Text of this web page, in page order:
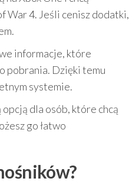
War 4. Jeśli cenisz dodatki,
informacje, które
pobrania. Dzięki temu
systemie.
dla osób, które chcą
go łatwo